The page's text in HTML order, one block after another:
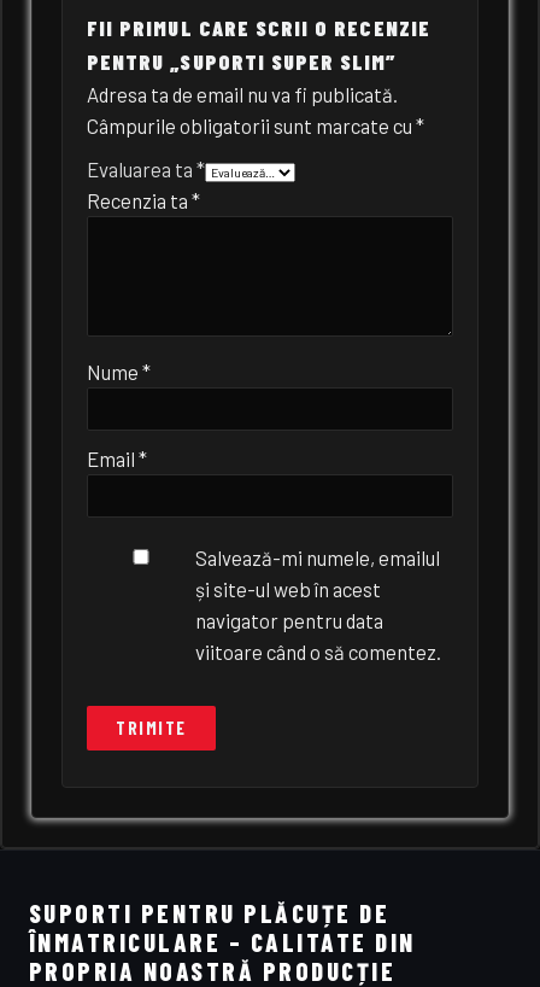
FII PRIMUL CARE SCRII O RECENZIE
PENTRU „SUPORTI SUPER SLIM”
Adresa ta de email nu va fi publicată.
Câmpurile obligatorii sunt marcate cu *
Evaluarea ta *
Recenzia ta *
Nume *
Email *
Salvează-mi numele, emailul
și site-ul web în acest
navigator pentru data
viitoare când o să comentez.
SUPORTI PENTRU PLĂCUȚE DE
ÎNMATRICULARE – CALITATE DIN
PROPRIA NOASTRĂ PRODUCȚIE